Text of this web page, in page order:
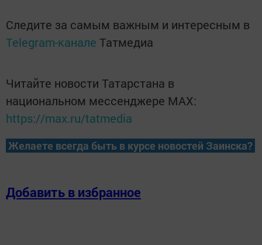
Следите за самым важным и интересным в
Telegram-канале Татмедиа
Читайте новости Татарстана в
национальном мессенджере MАХ:
https://max.ru/tatmedia
Желаете всегда быть в курсе новостей Заинска?
Добавить в избранное